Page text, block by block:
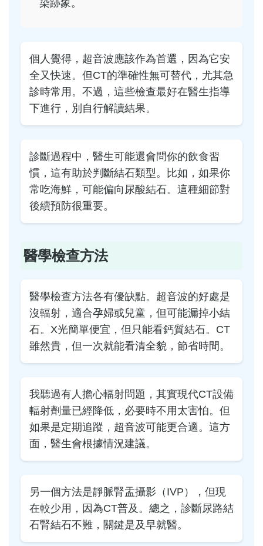
染跡象。
個人覺得，超音波應該作為首選，因為它安
全又快速。但CT的準確性無可替代，尤其急
診時常用。不過，這些檢查最好在醫生指導
下進行，別自行解讀結果。
診斷過程中，醫生可能還會問你的飲食習
慣，這有助於判斷結石類型。比如，如果你
常吃海鮮，可能偏向尿酸結石。這種細節對
後續預防很重要。
醫學檢查方法
醫學檢查方法各有優缺點。超音波的好處是
沒輻射，適合孕婦或兒童，但可能漏掉小結
石。X光簡單便宜，但只能看鈣質結石。CT
雖然貴，但一次就能看清全貌，節省時間。
我聽過有人擔心輻射問題，其實現代CT設備
輻射劑量已經降低，必要時不用太害怕。但
如果是定期追蹤，超音波可能更合適。這方
面，醫生會根據情況建議。
另一個方法是靜脈腎盂攝影（IVP），但現
在較少用，因為CT普及。總之，診斷尿路結
石腎結石不難，關鍵是及早就醫。